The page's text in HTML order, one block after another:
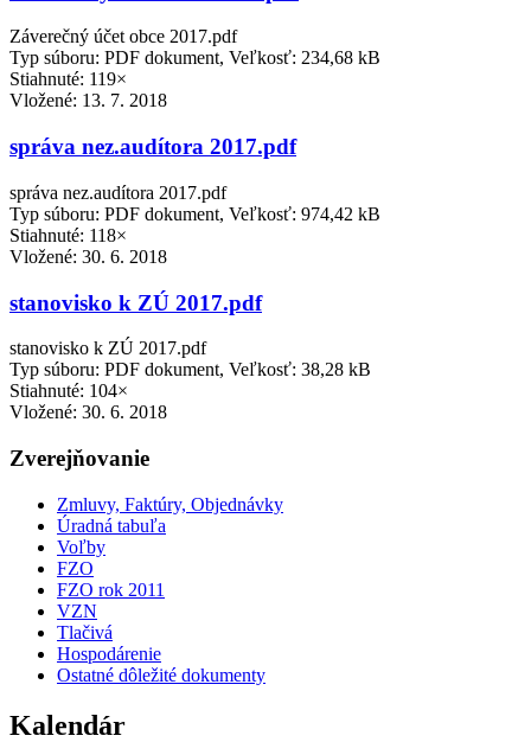
Záverečný účet obce 2017.pdf
Typ súboru: PDF dokument, Veľkosť: 234,68 kB
Stiahnuté: 119×
Vložené: 13. 7. 2018
správa nez.audítora 2017.pdf
správa nez.audítora 2017.pdf
Typ súboru: PDF dokument, Veľkosť: 974,42 kB
Stiahnuté: 118×
Vložené: 30. 6. 2018
stanovisko k ZÚ 2017.pdf
stanovisko k ZÚ 2017.pdf
Typ súboru: PDF dokument, Veľkosť: 38,28 kB
Stiahnuté: 104×
Vložené: 30. 6. 2018
Zverejňovanie
Zmluvy, Faktúry, Objednávky
Úradná tabuľa
Voľby
FZO
FZO rok 2011
VZN
Tlačivá
Hospodárenie
Ostatné dôležité dokumenty
Kalendár